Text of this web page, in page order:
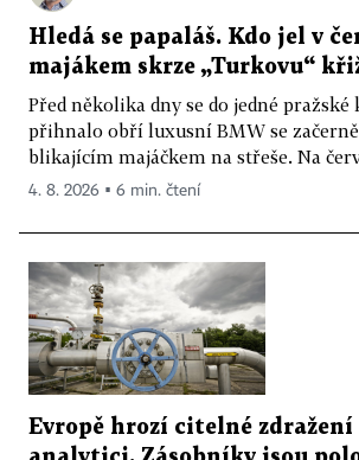
Hledá se papaláš. Kdo jel v
majákem skrze „Turkovu“
Před několika dny se do jedné
přihnalo obří luxusní BMW se
blikajícím majáčkem na střeše. Na
4. 8. 2026 ▪ 6 min. čtení
Evropě hrozí citelné